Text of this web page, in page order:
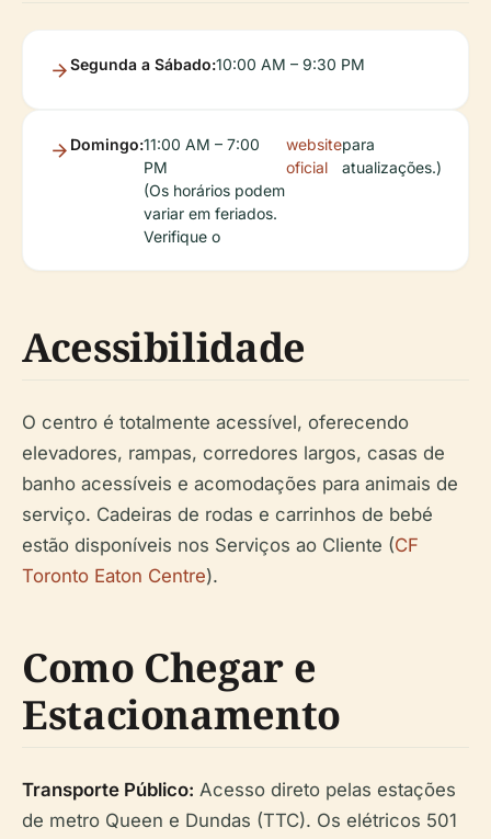
Segunda a Sábado:10:00 AM – 9:30 PM
Domingo:11:00 AM – 7:00
PM
(Os horários podem
variar em feriados.
Verifique o
website
oficial
para
atualizações.)
Acessibilidade
O centro é totalmente acessível, oferecendo
elevadores, rampas, corredores largos, casas de
banho acessíveis e acomodações para animais de
serviço. Cadeiras de rodas e carrinhos de bebé
estão disponíveis nos Serviços ao Cliente (CF
Toronto Eaton Centre).
Como Chegar e
Estacionamento
Transporte Público: Acesso direto pelas estações
de metro Queen e Dundas (TTC). Os elétricos 501